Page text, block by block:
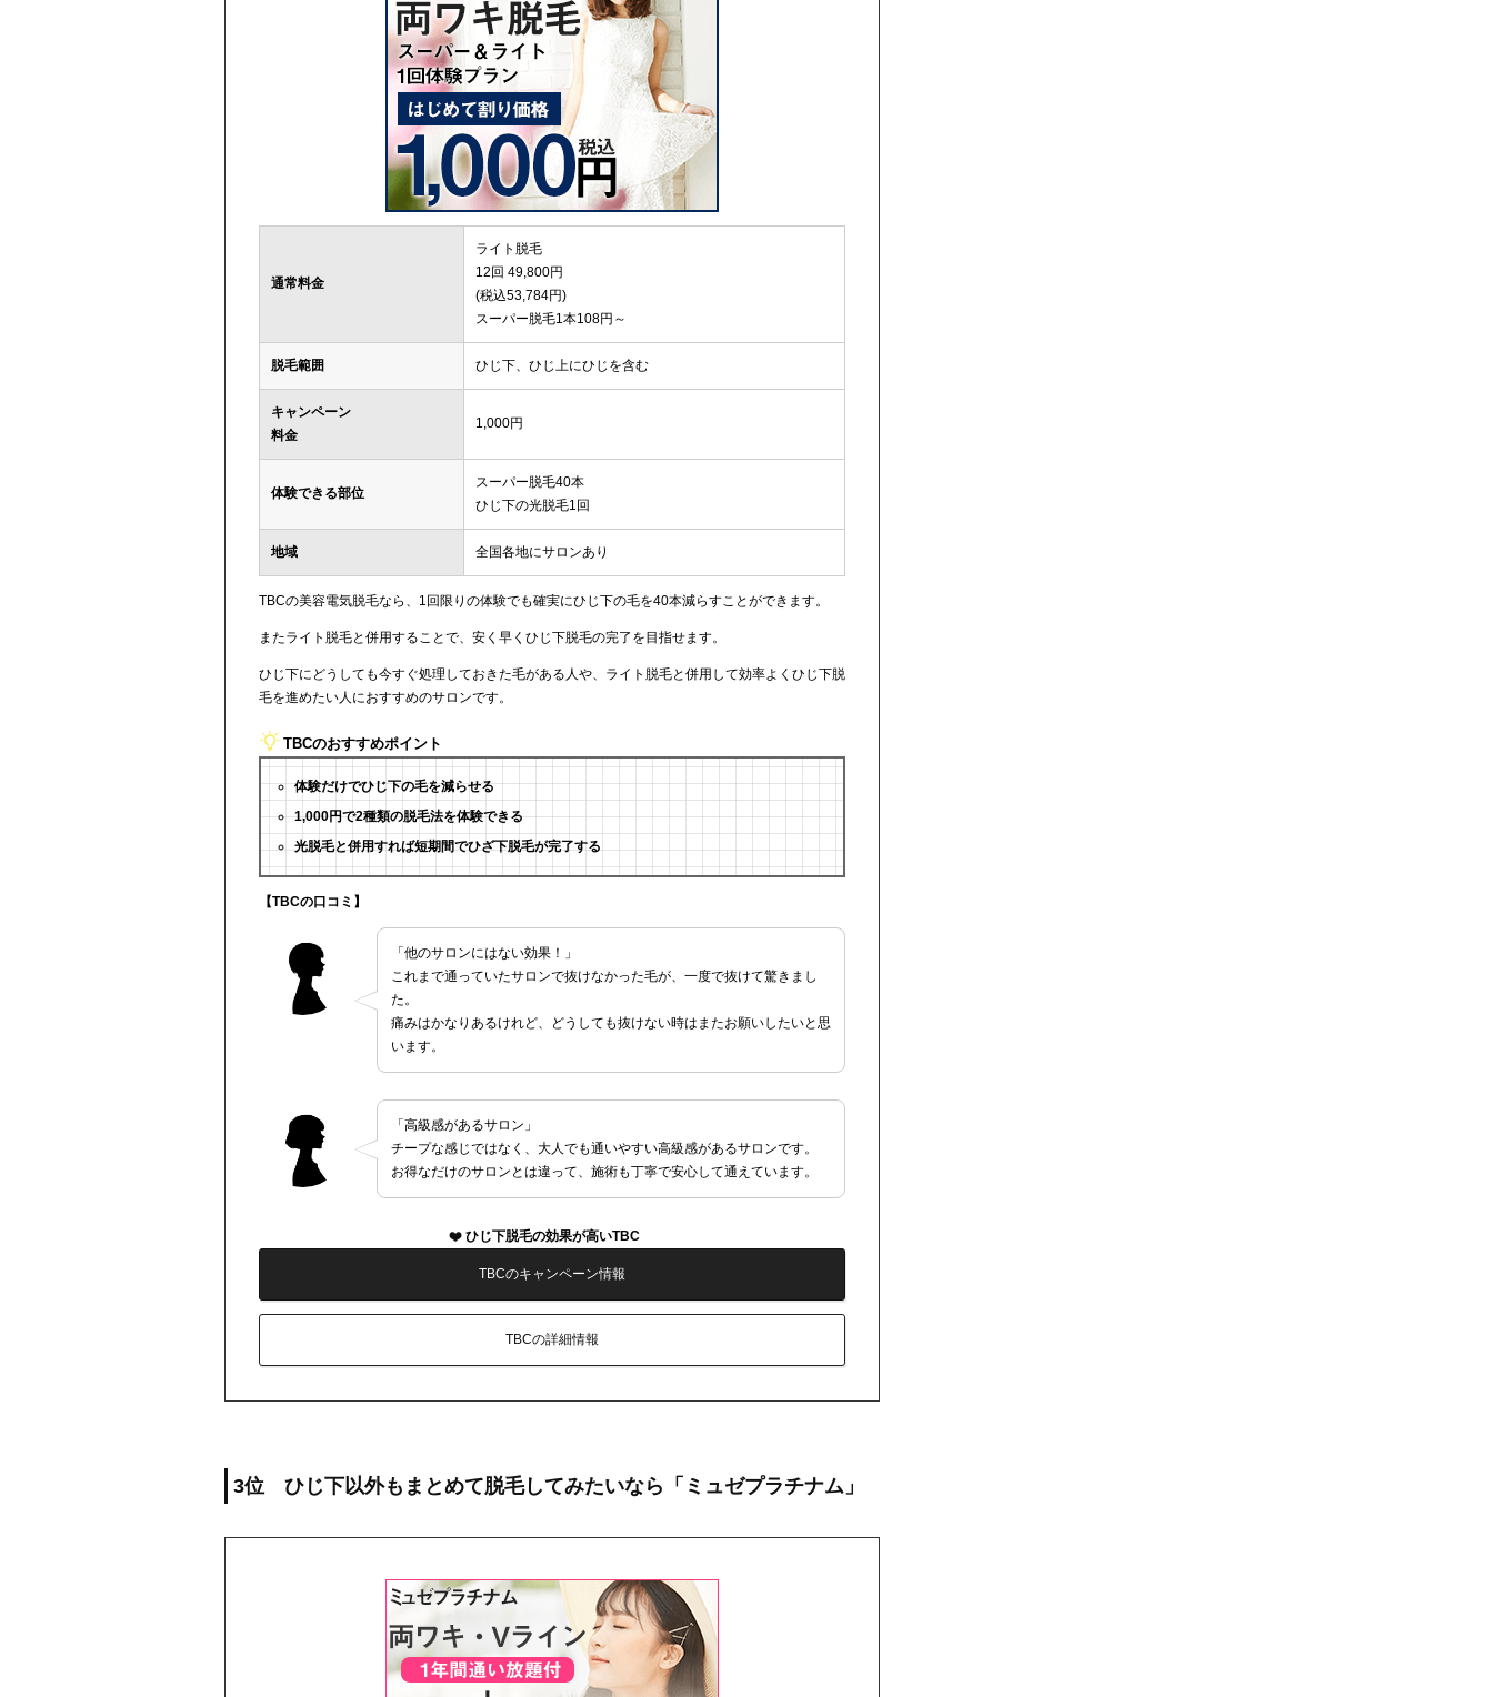
通常料金
ライト脱毛
12回 49,800円
(税込53,784円)
スーパー脱毛1本108円～
脱毛範囲 ひじ下、ひじ上にひじを含む
キャンペーン
料金
1,000円
体験できる部位
スーパー脱毛40本
ひじ下の光脱毛1回
地域 全国各地にサロンあり
TBCの美容電気脱毛なら、1回限りの体験でも確実にひじ下の毛を40本減らすことができます。
またライト脱毛と併用することで、安く早くひじ下脱毛の完了を目指せます。
ひじ下にどうしても今すぐ処理しておきた毛がある人や、ライト脱毛と併用して効率よくひじ下脱
毛を進めたい人におすすめのサロンです。
TBCのおすすめポイント
体験だけでひじ下の毛を減らせる
1,000円で2種類の脱毛法を体験できる
光脱毛と併用すれば短期間でひざ下脱毛が完了する
【TBCの口コミ】
「他のサロンにはない効果！」
これまで通っていたサロンで抜けなかった毛が、一度で抜けて驚きまし
た。
痛みはかなりあるけれど、どうしても抜けない時はまたお願いしたいと思
います。
「高級感があるサロン」
チープな感じではなく、大人でも通いやすい高級感があるサロンです。
お得なだけのサロンとは違って、施術も丁寧で安心して通えています。
ひじ下脱毛の効果が高いTBC
TBCのキャンペーン情報
TBCの詳細情報
3位 ひじ下以外もまとめて脱毛してみたいなら「ミュゼプラチナム」